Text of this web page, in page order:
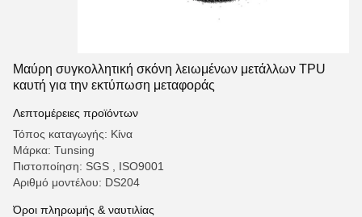
Μαύρη συγκολλητική σκόνη λειωμένων μετάλλων TPU
καυτή για την εκτύπωση μεταφοράς
Λεπτομέρειες προϊόντων
Τόπος καταγωγής: Κίνα
Μάρκα: Tunsing
Πιστοποίηση: SGS , ISO9001
Αριθμό μοντέλου: DS204
Όροι πληρωμής & ναυτιλίας